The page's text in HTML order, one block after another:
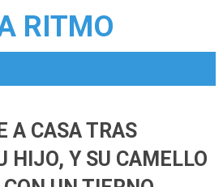
RITMO
A CASA TRAS
HIJO, Y SU CAMELLO